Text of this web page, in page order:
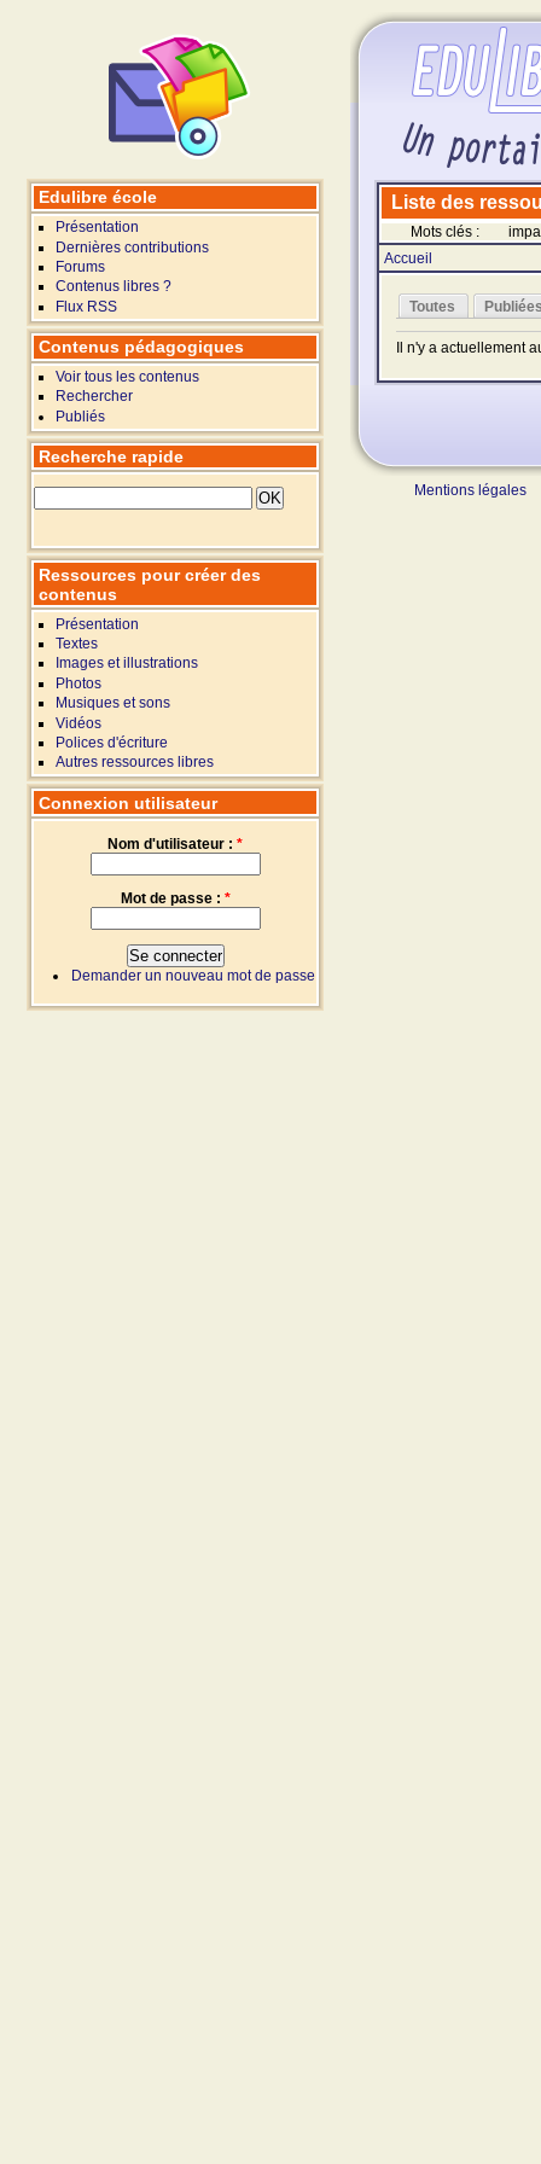
Liste des
Mots clés :
Accueil
Toutes
Il n'y a actuellement
Mentions légales
Edulibre école
Présentation
Dernières contributions
Forums
Contenus libres ?
Flux RSS
Contenus pédagogiques
Voir tous les contenus
Rechercher
Publiés
Recherche rapide
Ressources pour créer des
contenus
Présentation
Textes
Images et illustrations
Photos
Musiques et sons
Vidéos
Polices d'écriture
Autres ressources libres
Connexion utilisateur
Nom d'utilisateur : *
Mot de passe : *
Demander un nouveau mot de passe